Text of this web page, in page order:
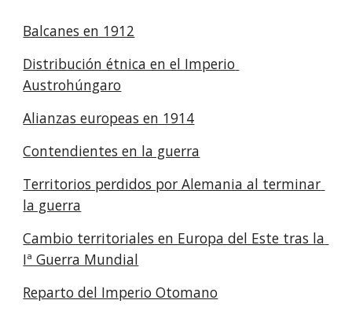
Balcanes en 1912
Distribución étnica en el Imperio
Austrohúngaro
Alianzas europeas en 1914
Contendientes en la guerra
Territorios perdidos por Alemania al terminar
la guerra
Cambio territoriales en Europa del Este tras la
Iª Guerra Mundial
Reparto del Imperio Otomano